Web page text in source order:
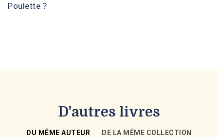
Poulette ?
D'autres livres
DU MÊME AUTEUR DE LA MÊME COLLECTION